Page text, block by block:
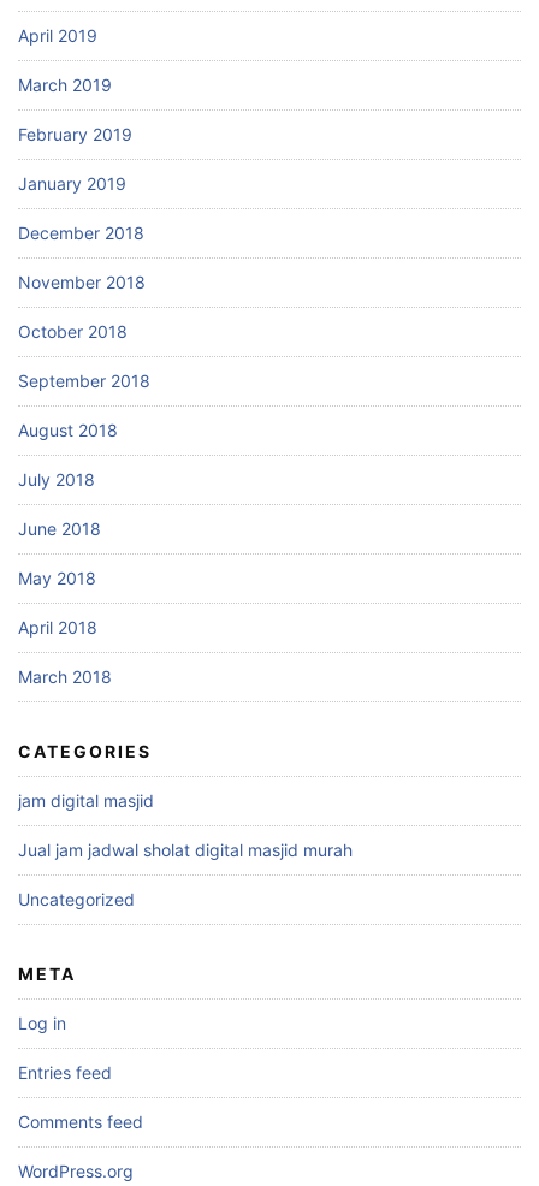
April 2019
March 2019
February 2019
January 2019
December 2018
November 2018
October 2018
September 2018
August 2018
July 2018
June 2018
May 2018
April 2018
March 2018
CATEGORIES
jam digital masjid
Jual jam jadwal sholat digital masjid murah
Uncategorized
META
Log in
Entries feed
Comments feed
WordPress.org